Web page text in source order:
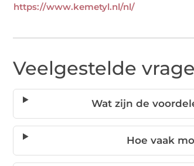
https://www.kemetyl.nl/nl/
Veelgestelde
Wat zijn de
Hoe vaak